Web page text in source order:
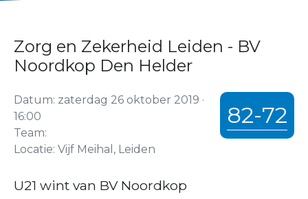
Zorg en Zekerheid Leiden - BV
Noordkop Den Helder
82-72
Datum: zaterdag 26 oktober 2019 ·
16:00
Team:
Locatie: Vijf Meihal, Leiden
U21 wint van BV Noordkop